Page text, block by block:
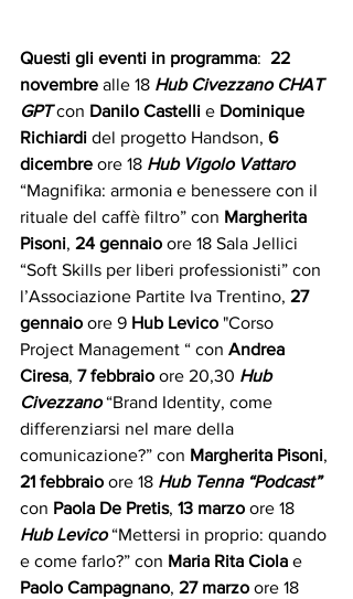
Questi gli eventi in programma: 22
novembre alle 18 Hub Civezzano CHAT
GPT con Danilo Castelli e Dominique
Richiardi del progetto Handson, 6
dicembre ore 18 Hub Vigolo Vattaro
“Magnifika: armonia e benessere con il
rituale del caffè filtro” con Margherita
Pisoni, 24 gennaio ore 18 Sala Jellici
“Soft Skills per liberi professionisti” con
l’Associazione Partite Iva Trentino, 27
gennaio ore 9 Hub Levico "Corso
Project Management “ con Andrea
Ciresa, 7 febbraio ore 20,30 Hub
Civezzano “Brand Identity, come
differenziarsi nel mare della
comunicazione?” con Margherita Pisoni,
21 febbraio ore 18 Hub Tenna “Podcast”
con Paola De Pretis, 13 marzo ore 18
Hub Levico “Mettersi in proprio: quando
e come farlo?” con Maria Rita Ciola e
Paolo Campagnano, 27 marzo ore 18